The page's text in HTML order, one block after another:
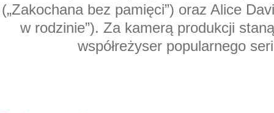
(„Zakochana bez pamięci”) oraz Alice
w rodzinie”). Za kamerą produkcji
współreżyser popularnego